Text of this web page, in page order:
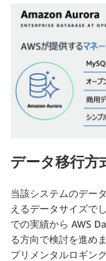
データ移行方
当該システムのデー
えるデータサイズで
での実績から AWS
る方向で検討を進め
プリメンタルロギン